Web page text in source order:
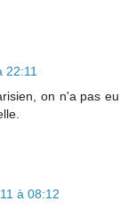
22:11
on n'a pas eu
à 08:12